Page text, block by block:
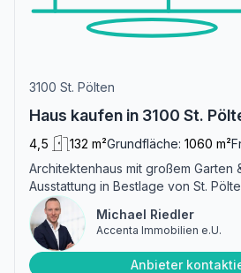
3100 St. Pölten
Haus kaufen in 3100 St.
4,5 132 m²Grundfläche: 1060 m²
Architektenhaus mit großem Garten
Ausstattung in Bestlage von St.
Michael Riedler
Accenta Immobilien e.U.
Anbieter